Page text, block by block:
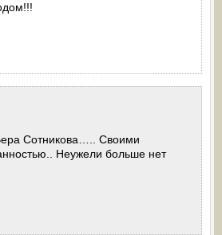
Сотникова….. Своими
Неужели больше нет